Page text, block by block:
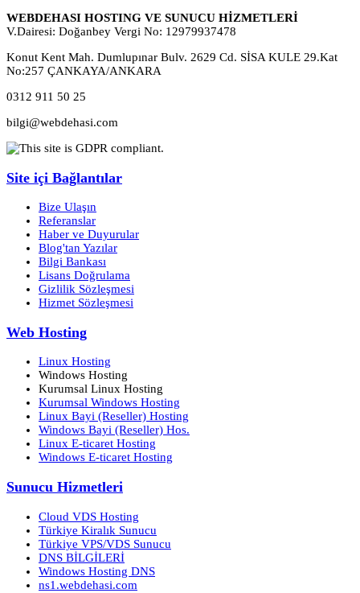
WEBDEHASI HOSTING VE SUNUCU HİZMETLERİ
V.Dairesi: Doğanbey Vergi No: 12979937478
Konut Kent Mah. Dumlupınar Bulv. 2629 Cd. SİSA KULE 29.Kat
No:257 ÇANKAYA/ANKARA
0312 911 50 25
bilgi@webdehasi.com
Site içi Bağlantılar
Bize Ulaşın
Referanslar
Haber ve Duyurular
Blog'tan Yazılar
Bilgi Bankası
Lisans Doğrulama
Gizlilik Sözleşmesi
Hizmet Sözleşmesi
Web Hosting
Linux Hosting
Windows Hosting
Kurumsal Linux Hosting
Kurumsal Windows Hosting
Linux Bayi (Reseller) Hosting
Windows Bayi (Reseller) Hos.
Linux E-ticaret Hosting
Windows E-ticaret Hosting
Sunucu Hizmetleri
Cloud VDS Hosting
Türkiye Kiralık Sunucu
Türkiye VPS/VDS Sunucu
DNS BİLGİLERİ
Windows Hosting DNS
ns1.webdehasi.com